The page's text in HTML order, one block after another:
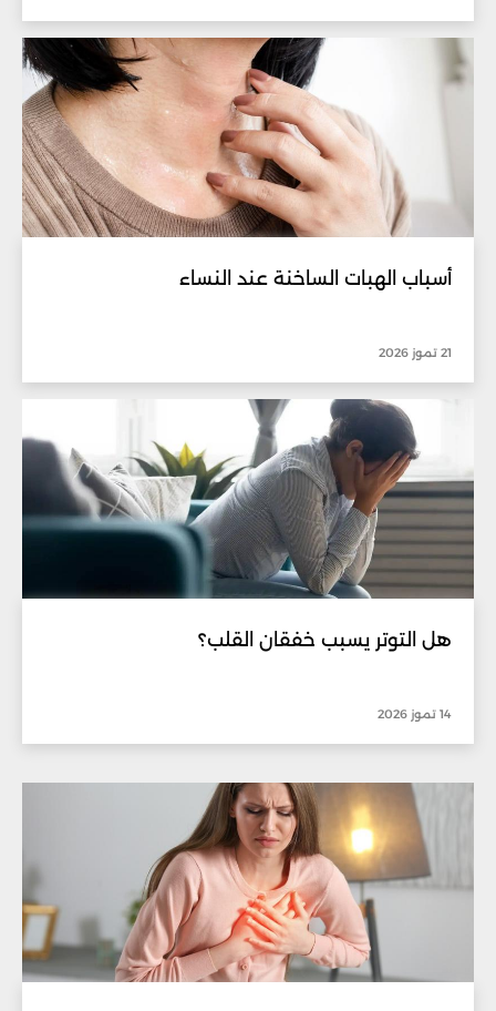
أسباب الهبات الساخنة عند النساء
21 تموز 2026
هل التوتر يسبب خفقان القلب؟
14 تموز 2026